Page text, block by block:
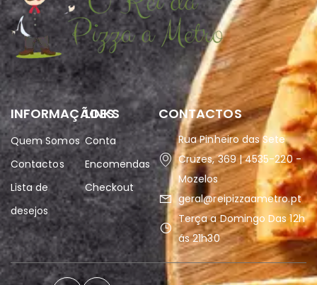
INFORMAÇÃOES
Quem Somos
Contactos
Lista de
desejos
LINKS
Conta
Encomendas
Checkout
CONTACTOS
Rua Pinheiro das Sete
Cruzes, 369 | 4535-220 -
Mozelos
geral@reipizzaametro.pt
Terça a Domingo Das 12h
ás 21h30